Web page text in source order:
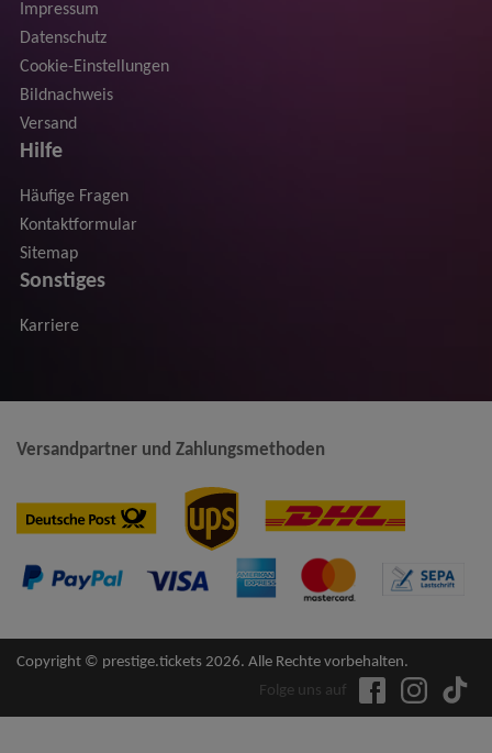
Impressum
Datenschutz
Cookie-Einstellungen
Bildnachweis
Versand
Hilfe
Häufige Fragen
Kontaktformular
Sitemap
Sonstiges
Karriere
Versandpartner und Zahlungsmethoden
Copyright © prestige.tickets 2026. Alle Rechte vorbehalten.
Folge uns auf